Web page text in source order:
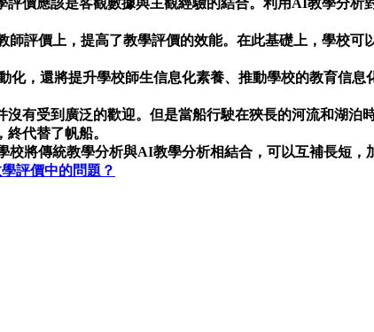
評價上，提高了教學評價的效能。在此基礎上，學校可
，還將提升學校師生信息化素養、推動學校的教育信
有受到廣泛的歡迎。但是當船行駛在狹長的河流和湖泊
代替了帆船。
將傳統教學分析與AI教學分析相結合，可以互補長短，
評價中的問題？